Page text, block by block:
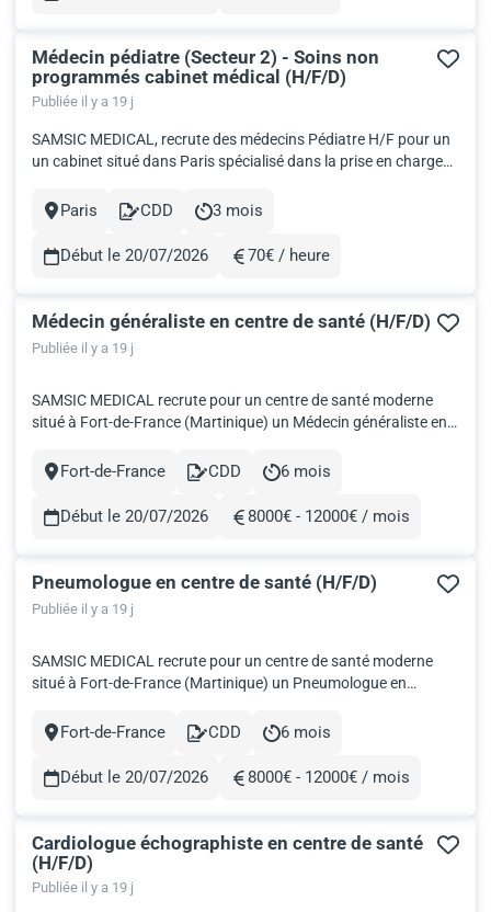
Médecin pédiatre (Secteur 2) - Soins non
programmés cabinet médical (H/F/D)
Publiée il y a 19 j
SAMSIC MEDICAL, recrute des médecins Pédiatre H/F pour un
un cabinet situé dans Paris spécialisé dans la prise en charge
avec un objectif de consultation en moins d'une heure. Date :
Ville
Paris
Contract
CDD
Durée
3 mois
Début le 20/07/2026
Rémunération
70€ / heure
Médecin généraliste en centre de santé (H/F/D)
Publiée il y a 19 j
SAMSIC MEDICAL recrute pour un centre de santé moderne
situé à Fort-de-France (Martinique) un Médecin généraliste en
passage, ce centre bénéficie d’une excellente visibilité et d’un
rapide...
Ville
Fort-de-France
Contract
CDD
Durée
6 mois
Début le 20/07/2026
Rémunération
8000€ - 12000€ / mois
Pneumologue en centre de santé (H/F/D)
Publiée il y a 19 j
SAMSIC MEDICAL recrute pour un centre de santé moderne
situé à Fort-de-France (Martinique) un Pneumologue en
passage, ce centre bénéficie d’une excellente visibilité et d’un
de votre...
Ville
Fort-de-France
Contract
CDD
Durée
6 mois
Début le 20/07/2026
Rémunération
8000€ - 12000€ / mois
Cardiologue échographiste en centre de santé
(H/F/D)
Publiée il y a 19 j